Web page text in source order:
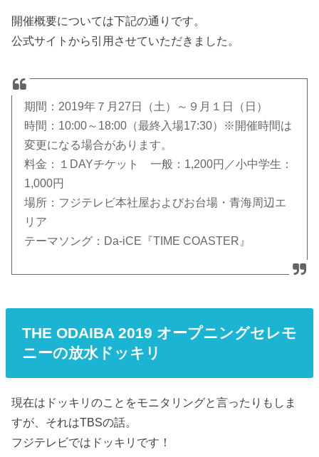
開催概要については下記の通りです。
公式サイトから引用させていただきました。
期間：2019年７月27日（土）～９月１日（日）
時間：10:00～18:00（最終入場17:30）※開催時間は
変更になる場合があります。
料金：１DAYチケット 一般：1,200円／小中学生：
1,000円
場所：フジテレビ本社屋およびお台場・青海周辺エ
リア
テーマソング：Da-iCE『TIME COASTER』
THE ODAIBA 2019 オープニングセレモ
ニーの放水ドッキリ
現在はドッキリのことをモニタリングと言ったりもしま
すが、それはTBSの話。
フジテレビではドッキリです！